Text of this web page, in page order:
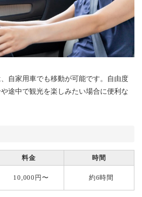
自家用車でも移動が可能です。自由度
途中で観光を楽しみたい場合に便利な
料金
時間
10,000円〜 約6時間